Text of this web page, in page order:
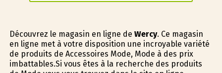
Découvrez le magasin en ligne de Wercy. Ce magasin
en ligne met à votre disposition une incroyable variété
de produits de Accessoires Mode, Mode à des prix
imbattables.Si vous êtes à la recherche des produits